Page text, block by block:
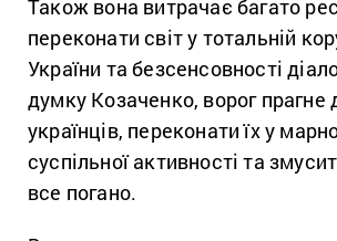
Також вона витрачає багато
переконати світ у тотальній
України та безсенсовності
думку Козаченко, ворог прагне
українців, переконати їх у
суспільної активності та
все погано.